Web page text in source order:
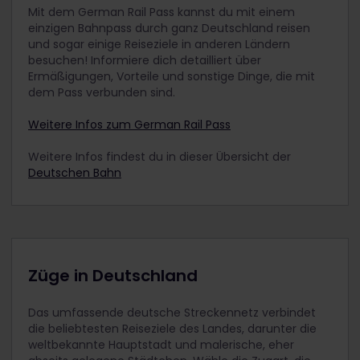
jederzeit von wenigstens einer Person mit
einem Erwachsenenpass begleitet werden. Der
Erwachsene muss kein Familienmitglied sein;
eine beliebige Person über 18 Jahre ist
ausreichend.
deiner Reise nicht älter als 11 Jahre sein.
reisen. Das bedeutet beispielsweise,
2 erwachsene Reisende können 4 Kinder
wie der Erwachsene, der sie begleitet.
Bitte denke daran, deiner Bestellung vor der
Zahlung neben dem Erwachsenenpass/den
Erwachsenenpässen auch die Kinderpässe
hinzuzufügen. Sie können deiner Bestellung
nach dem Kauf nicht mehr hinzugefügt
Mit dem German Rail Pass kannst du mit einem
einzigen Bahnpass durch ganz Deutschland reisen
und sogar einige Reiseziele in anderen Ländern
besuchen! Informiere dich detailliert über
Ermäßigungen, Vorteile und sonstige Dinge, die mit
dem Pass verbunden sind.
Weitere Infos zum German Rail Pass
Weitere Infos findest du in dieser Übersicht der
Deutschen Bahn
Züge in Deutschland
Das umfassende deutsche Streckennetz verbindet
die beliebtesten Reiseziele des Landes, darunter die
weltbekannte Hauptstadt und malerische, eher